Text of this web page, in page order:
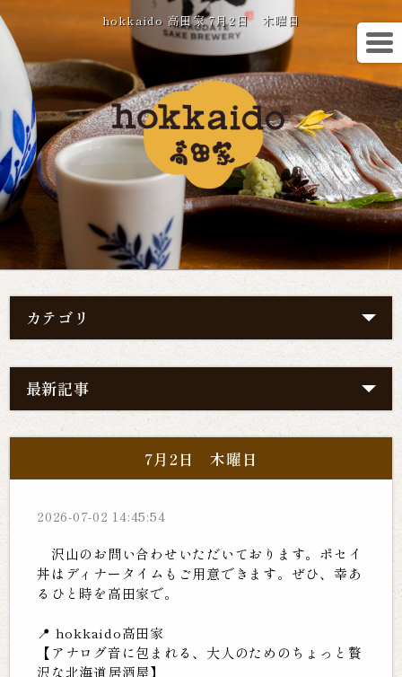
hokkaido 高田家 7月2日 木曜日
カテゴリ
最新記事
7月2日 木曜日
2026-07-02 14:45:54
沢山のお問い合わせいただいております。ポセイ
丼はディナータイムもご用意できます。ぜひ、幸あ
るひと時を高田家で。
📍 hokkaido高田家
【アナログ音に包まれる、大人のためのちょっと贅
沢な北海道居酒屋】